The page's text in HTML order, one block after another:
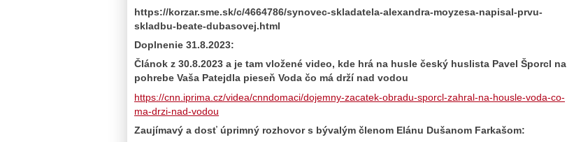
https://korzar.sme.sk/c/4664786/synovec-skladatela-alexandra-moyzesa-napisal-prvu-
skladbu-beate-dubasovej.html
Doplnenie 31.8.2023:
Článok z 30.8.2023 a je tam vložené video, kde hrá na husle český huslista Pavel Šporcl na
pohrebe Vaša Patejdla pieseň Voda čo má drží nad vodou
https://cnn.iprima.cz/videa/cnndomaci/dojemny-zacatek-obradu-sporcl-zahral-na-housle-voda-co-
ma-drzi-nad-vodou
Zaujímavý a dosť úprimný rozhovor s bývalým členom Elánu Dušanom Farkašom: